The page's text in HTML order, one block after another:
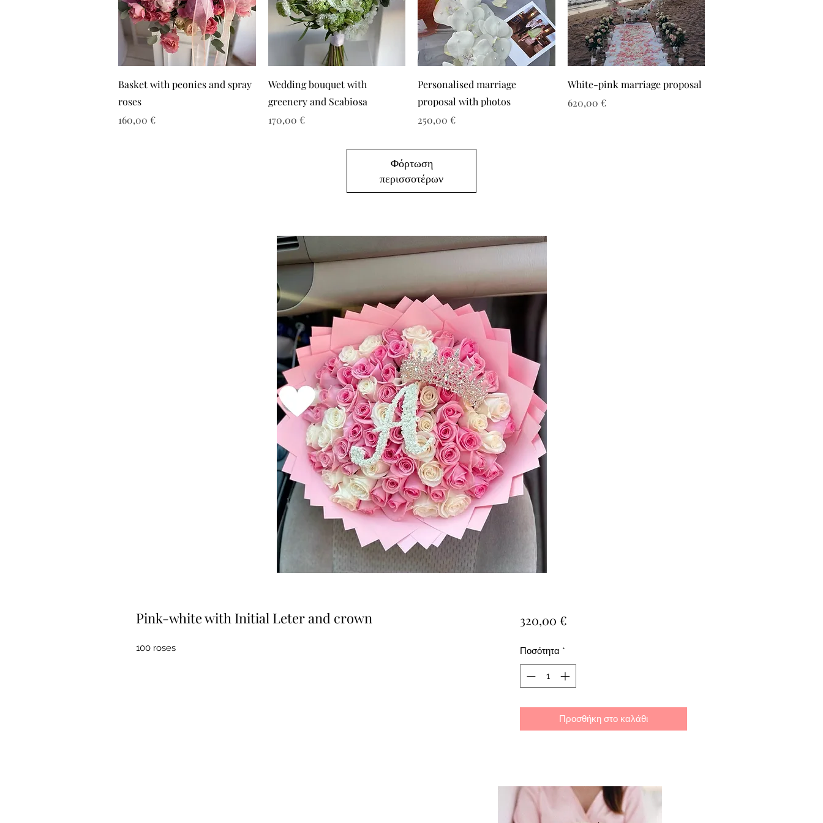
Pink-white with Initial Leter and crown
100 roses
320,00 €Τιμή
Ποσότητα *
Προσθήκη στο καλάθι
Basket with peonies and spray
roses
Τιμή
160,00 €
Wedding bouquet with
greenery and Scabiosa
Τιμή
170,00 €
Personalised marriage
proposal with photos
Τιμή
250,00 €
White-pink marriage proposal
Τιμή
620,00 €
Φόρτωση
περισσοτέρων